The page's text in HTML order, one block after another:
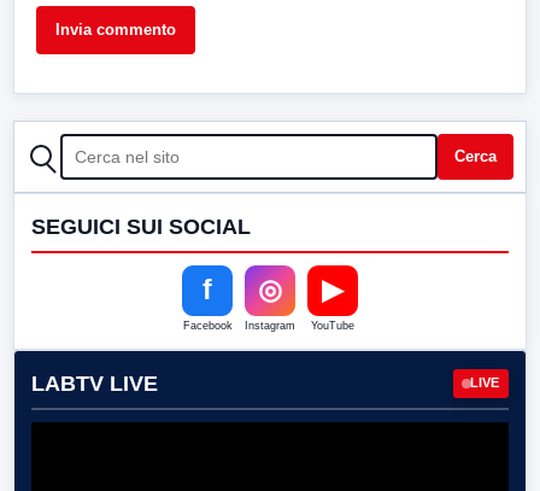
CERCA Cerca
SEGUICI SUI SOCIAL
f
Facebook
◎
Instagram
▶
YouTube
LABTV LIVE LIVE